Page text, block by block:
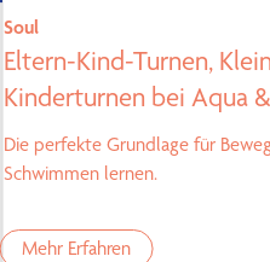
Soul
Eltern-Kind-Turnen,
Kinderturnen bei Aqua
Die perfekte Grundlage für
Schwimmen lernen.
Mehr Erfahren